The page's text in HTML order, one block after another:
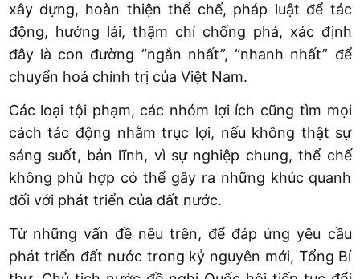
xây dựng, hoàn thiện thể chế, pháp luật để tác
động, hướng lái, thậm chí chống phá, xác định
đây là con đường “ngắn nhất”, “nhanh nhất” để
chuyển hoá chính trị của Việt Nam.
Các loại tội phạm, các nhóm lợi ích cũng tìm mọi
cách tác động nhằm trục lợi, nếu không thật sự
sáng suốt, bản lĩnh, vì sự nghiệp chung, thể chế
không phù hợp có thể gây ra những khúc quanh
đối với phát triển của đất nước.
Từ những vấn đề nêu trên, để đáp ứng yêu cầu
phát triển đất nước trong kỷ nguyên mới, Tổng Bí